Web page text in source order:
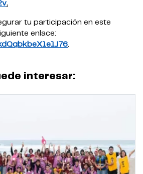
.
tu participación en este
enlace:
.
interesar: